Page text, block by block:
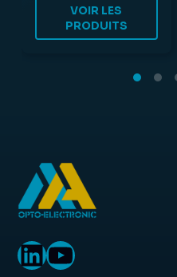
VOIR LES
PRODUITS
LinkedIn
YouTube